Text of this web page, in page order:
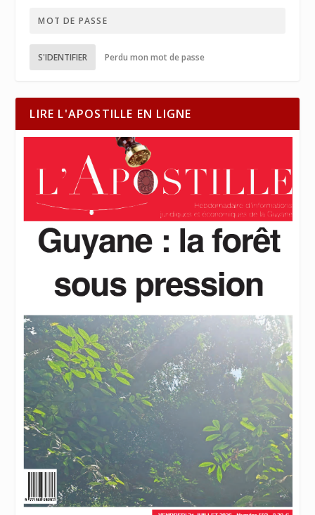
S'IDENTIFIER Perdu mon mot de passe
LIRE L'APOSTILLE EN LIGNE